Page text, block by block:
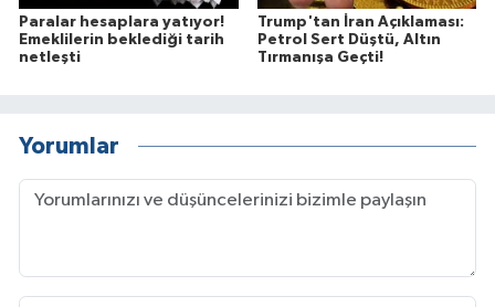
Paralar hesaplara yatıyor!
Emeklilerin beklediği tarih
netleşti
Trump'tan İran Açıklaması:
Petrol Sert Düştü, Altın
Tırmanışa Geçti!
Yorumlar